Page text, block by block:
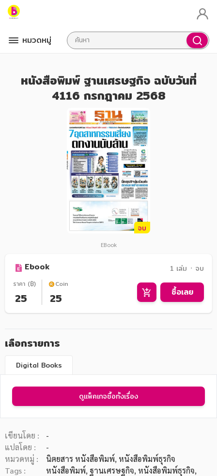
หมวดหมู่
หนังสือพิมพ์ ฐานเศรษฐกิจ ฉบับวันที่
4116 กรกฎาคม 2568
จบ
EBook
Ebook 1 เล่ม ᛫ จบ
ราคา (฿)
25
Coin
25 ซื้อเลย
เลือกรายการ
Digital Books
ดูแพ็คเกจซื้อทั้งเรื่อง
เขียนโดย :
-
แปลโดย :
-
หมวดหมู่ :
นิตยสาร หนังสือพิมพ์, หนังสือพิมพ์ธุรกิจ
Tags :
หนังสือพิมพ์, ฐานเศรษฐกิจ, หนังสือพิมพ์ธุรกิจ,